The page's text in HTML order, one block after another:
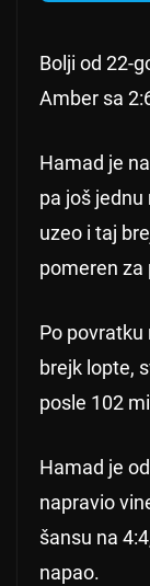
Bolji od 22-
Amber sa
Hamad je
pa još
uzeo i taj
pomeren za
Po povratku
brejk lopte,
posle 102
Hamad je
napravio
šansu na
napao.